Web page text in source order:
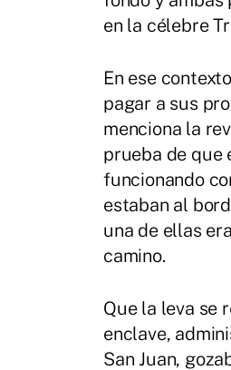
en la célebre
En ese
pagar a sus
menciona la
prueba de que
funcionando
estaban al
una de ellas
camino.
Que la leva se
enclave,
San Juan,